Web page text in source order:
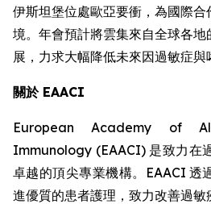
伊斯坦堡位處歐亞要衝，為國際
境。年會預計將雲集來自全球各
展，力求大幅降低未來因過敏症與
關於 EAACI
European Academy of
Immunology (EAACI) 是致力在
卓越的頂尖專業機構。EAACI 透
進優質的患者護理，致力改善過敏